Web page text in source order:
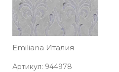
Emiliana Италия
Артикул: 944978